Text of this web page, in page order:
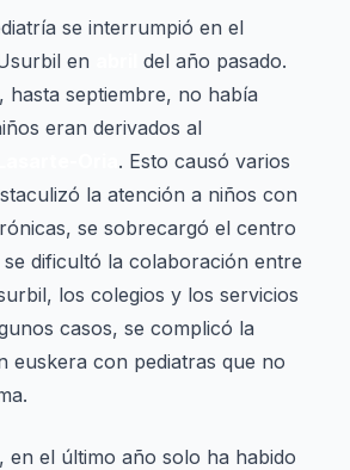
se interrumpió en el
en
del año pasado.
hasta septiembre, no había
eran derivados al
. Esto causó varios
la atención a niños con
se sobrecargó el centro
dificultó la colaboración entre
los colegios y los servicios
casos, se complicó la
euskera con pediatras que no
en el último año solo ha habido